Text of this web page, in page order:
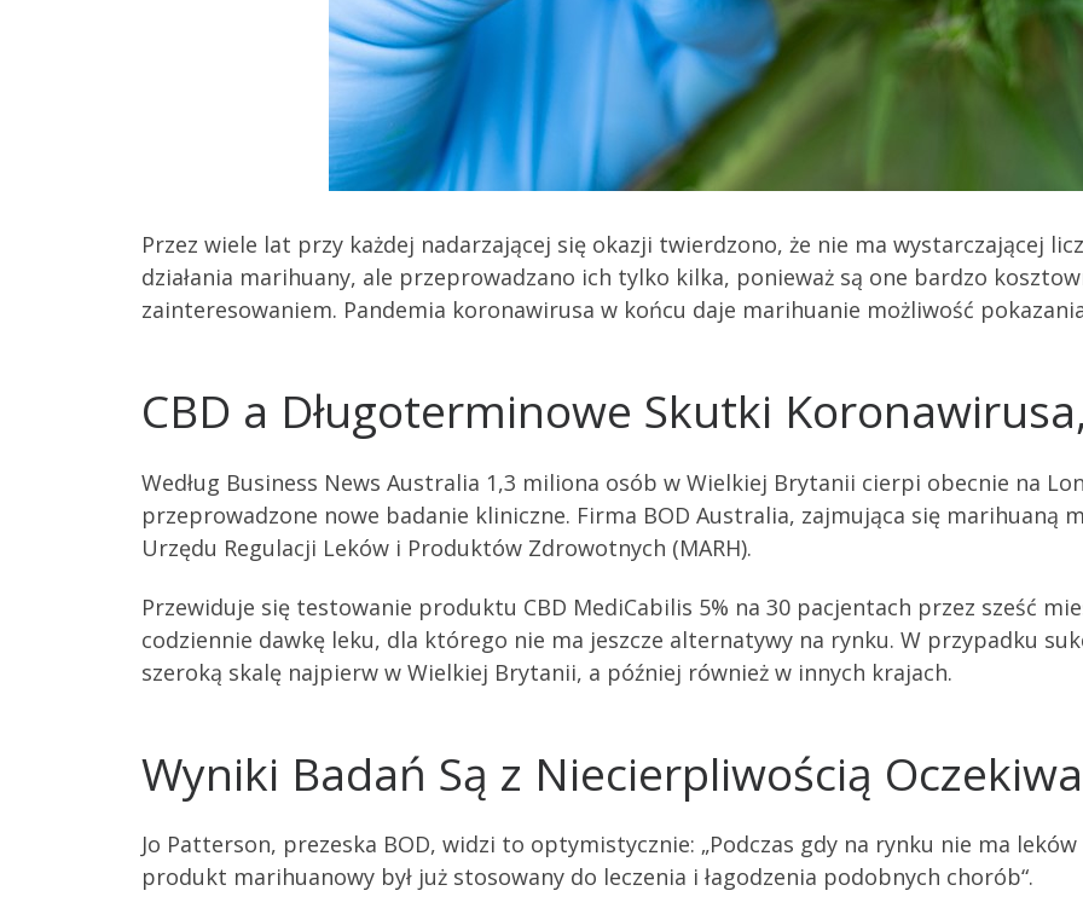
Przez wiele lat przy każdej nadarzającej się okazji twierdzono, że nie ma wystarczającej
działania marihuany, ale przeprowadzano ich tylko kilka, ponieważ są one bardzo
zainteresowaniem. Pandemia koronawirusa w końcu daje marihuanie możliwość
CBD a Długoterminowe Skutki
Według Business News Australia 1,3 miliona osób w Wielkiej Brytanii cierpi obecnie na
przeprowadzone nowe badanie kliniczne. Firma BOD Australia, zajmująca się marihuaną
Urzędu Regulacji Leków i Produktów Zdrowotnych (MARH).
Przewiduje się testowanie produktu CBD MediCabilis 5% na 30 pacjentach przez sześć
codziennie dawkę leku, dla którego nie ma jeszcze alternatywy na rynku. W przypadku
szeroką skalę najpierw w Wielkiej Brytanii, a później również w innych krajach.
Wyniki Badań Są z Niecierpliwością
Jo Patterson, prezeska BOD, widzi to optymistycznie: „Podczas gdy na rynku nie ma
produkt marihuanowy był już stosowany do leczenia i łagodzenia podobnych chorób“.